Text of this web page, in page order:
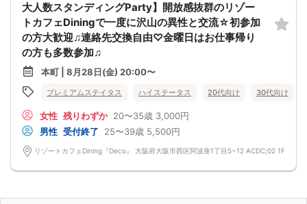
大人数スタンディングParty】開放感抜群のリゾー
トカフェDiningで一度に沢山の異性と交流☆初参加
の方大歓迎♫連絡先交換自由♡金曜日はお仕事帰り
の方も多数参加♫
本町 | 8月28日(金) 20:00〜
プレミアムステイタス ハイステータス 20代向け 30代向け
女性 残りわずか 20〜35歳 3,000円
男性 受付終了 25〜39歳 5,500円
リゾートカフェDining『Deco』 大阪府大阪市西区阿波座1丁目5−12 ACDC;02 1F